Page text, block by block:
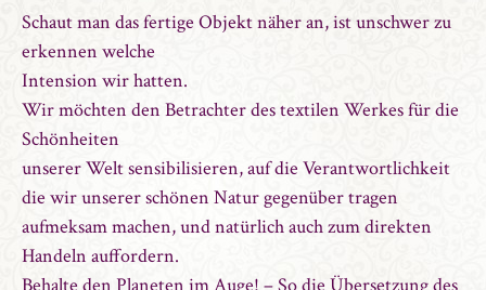
Schaut man das fertige Objekt näher an, ist unschwer zu
erkennen welche
Intension wir hatten.
Wir möchten den Betrachter des textilen Werkes für die
Schönheiten
unserer Welt sensibilisieren, auf die Verantwortlichkeit
die wir unserer schönen Natur gegenüber tragen
aufmeksam machen, und natürlich auch zum direkten
Handeln auffordern.